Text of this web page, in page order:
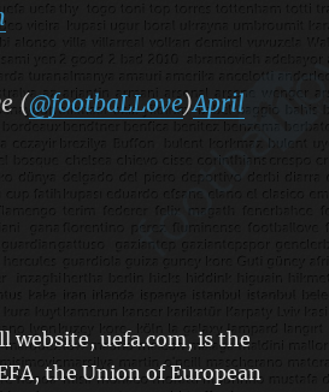
(@footbaLLove)April
website, uefa.com, is the
the Union of European